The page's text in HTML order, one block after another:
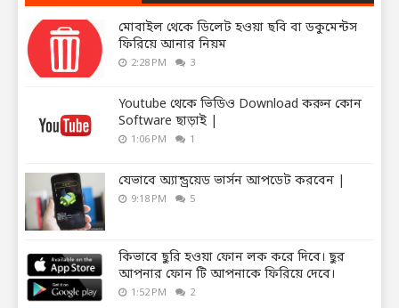
মোবাইল থেকে ডিলেট হওয়া ছবি বা ডকুমেন্টস
ফিরিয়ে আনার নিয়ম
2:28 PM 3
Youtube থেকে ভিডিও Download করুন কোন
Software ছাড়াই |
1:06 PM 1
যেভাবে অ্যান্ড্রয়েড ভার্সন আপডেট করবেন |
9:18 PM 5
কিভাবে ছুরি হওয়া ফোন লক করে দিবে। ছুর
আপনার ফোন টি আপনাকে ফিরিয়ে দেবে।
1:52 PM 2